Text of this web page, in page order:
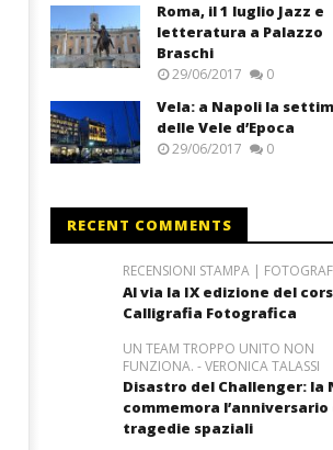
Roma, il 1 luglio Jazz e
letteratura a Palazzo
Braschi
29/06/2017 0
Vela: a Napoli la
delle Vele d’Epoca
29/06/2017 0
RECENT COMMENTS
RECENSIONI STAMPA |
Al via la IX edizione del
Calligrafia Fotografica
UN TEAM TROPPO UNITO NON
FUNZIONA. - VERONICA TALASSI
Disastro del Challenger: la
commemora l’anniversario
tragedie spaziali